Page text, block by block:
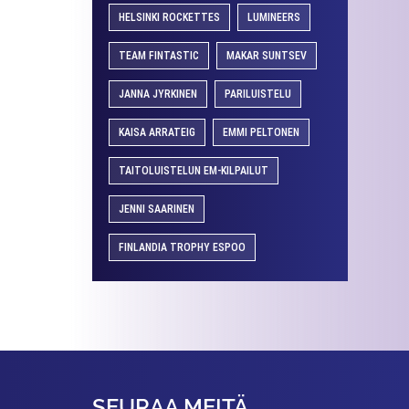
HELSINKI ROCKETTES LUMINEERS
TEAM FINTASTIC MAKAR SUNTSEV
JANNA JYRKINEN PARILUISTELU
KAISA ARRATEIG EMMI PELTONEN
TAITOLUISTELUN EM-KILPAILUT
JENNI SAARINEN
FINLANDIA TROPHY ESPOO